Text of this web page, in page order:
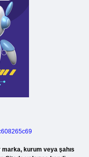
kurum veya şahıs